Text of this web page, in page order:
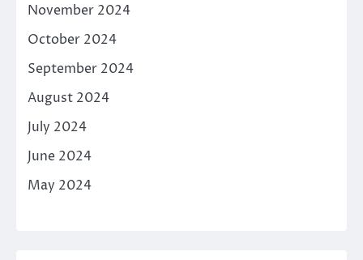
November 2024
October 2024
September 2024
August 2024
July 2024
June 2024
May 2024